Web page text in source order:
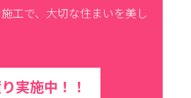
工で、大切な住まいを美し
実施中！！